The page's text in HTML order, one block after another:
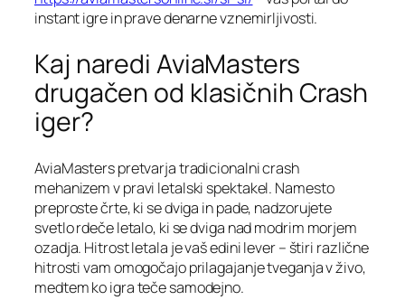
instant igre in prave denarne vznemirljivosti.
Kaj naredi AviaMasters
drugačen od klasičnih Crash
iger?
AviaMasters pretvarja tradicionalni crash
mehanizem v pravi letalski spektakel. Namesto
preproste črte, ki se dviga in pade, nadzorujete
svetlo rdeče letalo, ki se dviga nad modrim morjem
ozadja. Hitrost letala je vaš edini lever – štiri različne
hitrosti vam omogočajo prilagajanje tveganja v živo,
medtem ko igra teče samodejno.